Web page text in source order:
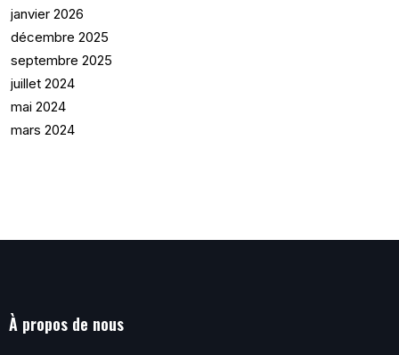
janvier 2026
décembre 2025
septembre 2025
juillet 2024
mai 2024
mars 2024
À propos de nous